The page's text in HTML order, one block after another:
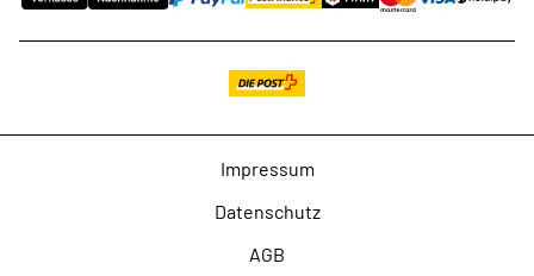
Impressum
Datenschutz
AGB